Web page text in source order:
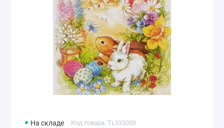
На складе Код товара: TL335000